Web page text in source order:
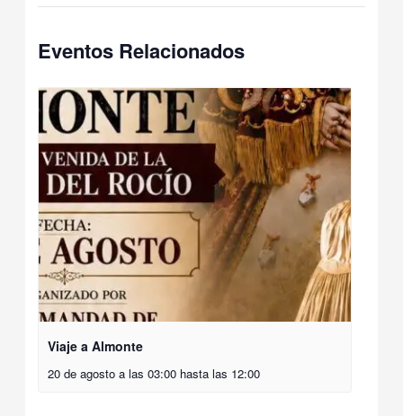
Eventos Relacionados
Viaje a Almonte
20 de agosto a las 03:00 hasta las 12:00